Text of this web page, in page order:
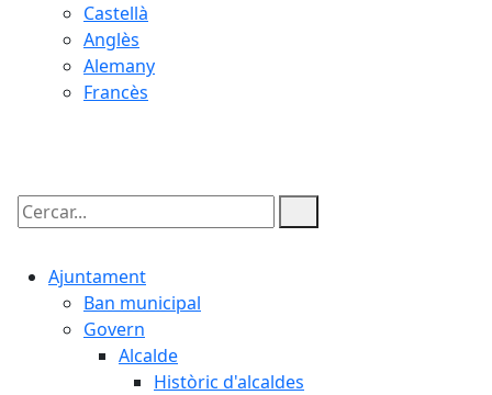
Castellà
Anglès
Alemany
Francès
Cercar:
Ajuntament
Ban municipal
Govern
Alcalde
Històric d'alcaldes